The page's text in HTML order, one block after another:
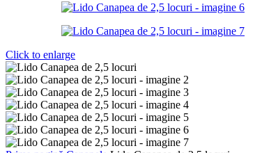
Click to enlarge